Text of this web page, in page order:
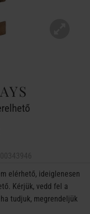
elérhető, ideiglenesen
Kérjük, vedd fel a
tudjuk, megrendeljük